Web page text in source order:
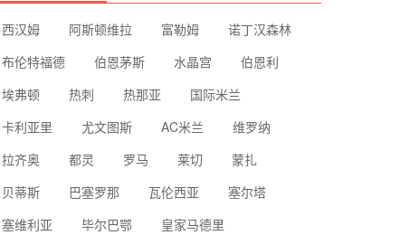
西汉姆 阿斯顿维拉 富勒姆
诺丁汉森林
布伦特福德
伯恩茅斯 水晶宫
伯恩利
埃弗顿
热刺 热那亚
国际米兰
卡利亚里
尤文图斯 AC米兰
维罗纳
拉齐奥
都灵 罗马 莱切
蒙扎
贝蒂斯
巴塞罗那 瓦伦西亚
塞尔塔
塞维利亚
毕尔巴鄂
皇家马德里